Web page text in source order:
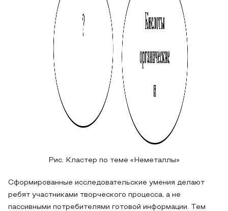
Рис. Кластер по теме «Неметаллы»
Сформированные исследовательские умения делают
ребят участниками творческого процесса, а не
пассивными потребителями готовой информации. Тем